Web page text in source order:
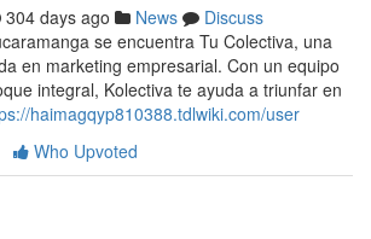
304 days ago News
Discuss
se encuentra Tu Colectiva, una
en marketing empresarial. Con un equipo
integral, Kolectiva te ayuda a triunfar en
haimagqyp810388.tdlwiki.com/user
Who Upvoted